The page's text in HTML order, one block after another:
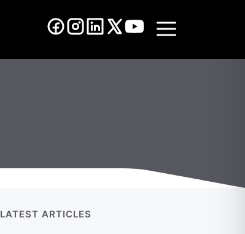
Menú
LATEST ARTICLES